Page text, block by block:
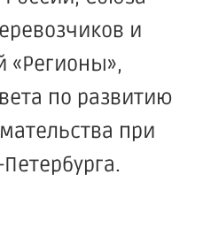
и
«Регионы»,
по развитию
при